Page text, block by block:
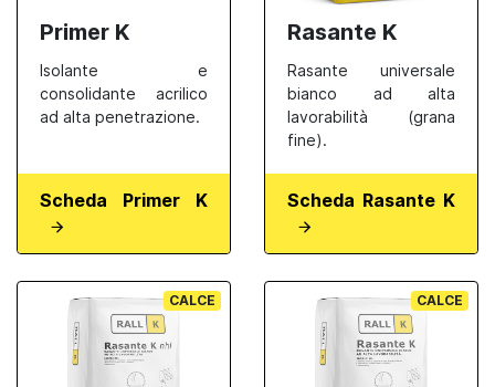
Primer K
Isolante e
consolidante acrilico
ad alta penetrazione.
Scheda Primer K
Rasante K
Rasante universale
bianco ad alta
lavorabilità (grana
fine).
Scheda Rasante K
CALCE CALCE